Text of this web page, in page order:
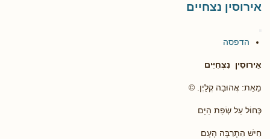
אירוסין נצחיים
הדפסה
אֵירוּסִין נִצְחִיִּים
מֵאֵת: אֲהוּבָה קְלַיְן. ©
כְּחוֹל עַל שְׂפַת הַיָּם
חִישׁ הִתְרַבָּה הָעָם